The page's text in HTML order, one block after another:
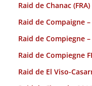
Raid de Chanac (FRA)
Raid de Compaigne –
Raid de Compiegne –
Raid de Compiegne
Raid de El Viso-